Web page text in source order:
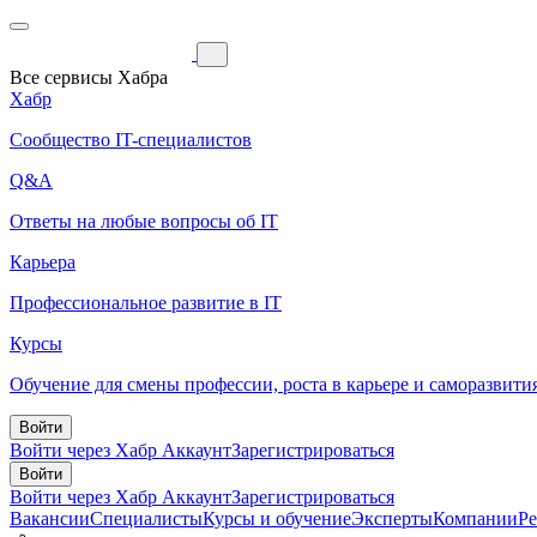
Все сервисы Хабра
Хабр
Сообщество IT-специалистов
Q&A
Ответы на любые вопросы об IT
Карьера
Профессиональное развитие в IT
Курсы
Обучение для смены профессии, роста в карьере и
Войти
Войти через Хабр АккаунтЗарегистрироваться
Войти
Войти через Хабр АккаунтЗарегистрироваться
ВакансииСпециалистыКурсы и обучениеЭкспертыКомпании